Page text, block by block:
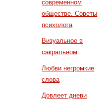
современном
обществе. Советы
психолога
Визуальное в
сакральном
Любви негромкие
слова
Довлеет дневи